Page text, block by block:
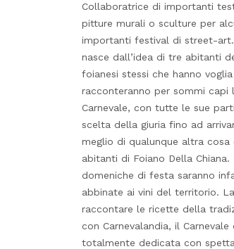
Collaboratrice di importanti
pitture murali o sculture per
importanti festival di street-
nasce dall’idea di tre abitanti
foianesi stessi che hanno
racconteranno per sommi
Carnevale, con tutte le sue
scelta della giuria fino ad
meglio di qualunque altra cosa
abitanti di Foiano Della
domeniche di festa saranno
abbinate ai vini del territorio.
raccontare le ricette della
con Carnevalandia, il
totalmente dedicata con